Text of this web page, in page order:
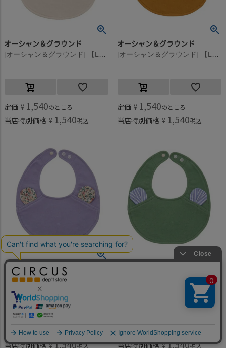
オーシャン＆グラウンド
定価 ¥ 1,540のところ
当店特別価格 ¥ 1,540税込
オーシャン＆グラウンド
定価 ¥ 1,540のところ
当店特別価格 ¥ 1,540税込
オーシャン＆グラウンド
定価 ¥1,540のところ
当店特別価格 ¥1,540税込
[オーシャン＆グラウンド] 【La stella/ラステラ】ソウガラスタイ耳付きスタイ グリーン(GR)
定価 ¥ 1,540のところ
当店特別価格 ¥1,540税込
何かお探しですか？